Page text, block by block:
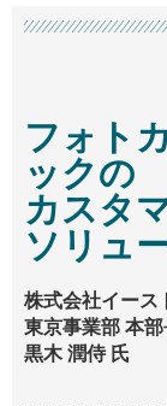
フォト
ックの
カスタ
ソリュ
株式会社イース
東京事業部 本
黒木 潤侍 氏